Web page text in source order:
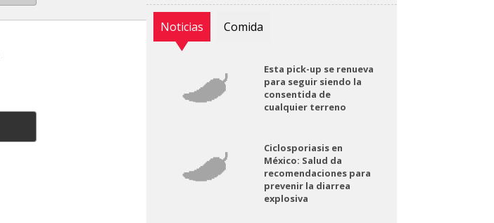
Noticias Comida
Esta pick-up se renueva
para seguir siendo la
consentida de
cualquier terreno
Ciclosporiasis en
México: Salud da
recomendaciones para
prevenir la diarrea
explosiva